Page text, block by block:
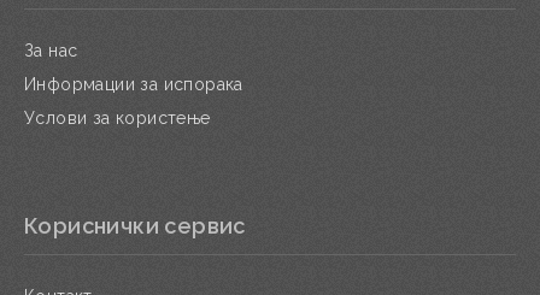
За нас
Информации за испорака
Услови за користење
Кориснички сервис